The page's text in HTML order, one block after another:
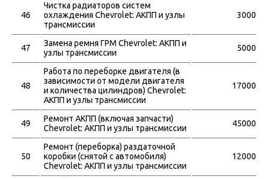
46
Чистка радиаторов систем
охлаждения Chevrolet: АКПП и узлы
трансмиссии
3000
47
Замена ремня ГРМ Chevrolet: АКПП и
узлы трансмиссии
5000
48
Работа по переборке двигателя (в
зависимости от модели двигателя
и количества цилиндров) Chevrolet:
АКПП и узлы трансмиссии
17000
49
Ремонт АКПП (включая запчасти)
Chevrolet: АКПП и узлы трансмиссии
45000
50
Ремонт (переборка) раздаточной
коробки (снятой с автомобиля)
Chevrolet: АКПП и узлы трансмиссии
12000